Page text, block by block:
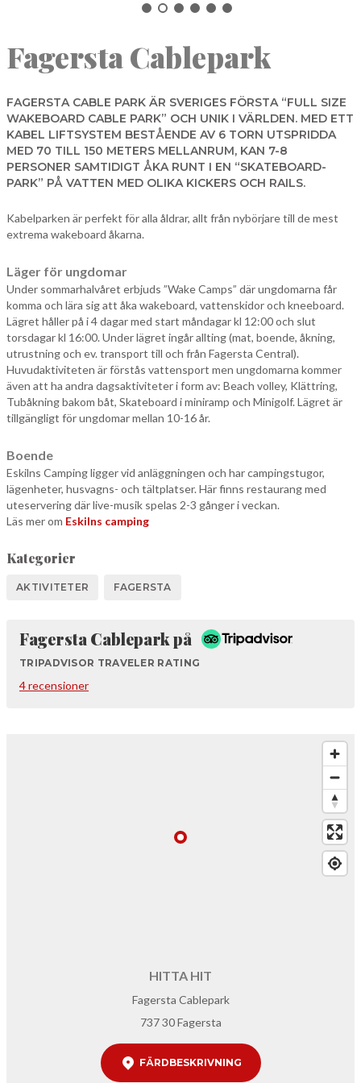
SALA
SKINNSKATTEBERG
SURAHAMMAR
VÄSTERÅS
Sök
Fagersta Cablepark
FAGERSTA CABLE PARK ÄR SVERIGES FÖRSTA “FULL SIZE
WAKEBOARD CABLE PARK” OCH UNIK I VÄRLDEN. MED ETT
KABEL LIFTSYSTEM BESTÅENDE AV 6 TORN UTSPRIDDA
MED 70 TILL 150 METERS MELLANRUM, KAN 7-8
PERSONER SAMTIDIGT ÅKA RUNT I EN “SKATEBOARD-
PARK” PÅ VATTEN MED OLIKA KICKERS OCH RAILS.
Kabelparken är perfekt för alla åldrar, allt från nybörjare till de mest
extrema wakeboard åkarna.
Läger för ungdomar
Under sommarhalvåret erbjuds ”Wake Camps” där ungdomarna får
komma och lära sig att åka wakeboard, vattenskidor och kneeboard.
Lägret håller på i 4 dagar med start måndagar kl 12:00 och slut
torsdagar kl 16:00. Under lägret ingår allting (mat, boende, åkning,
utrustning och ev. transport till och från Fagersta Central).
Huvudaktiviteten är förstås vattensport men ungdomarna kommer
även att ha andra dagsaktiviteter i form av: Beach volley, Klättring,
Tubåkning bakom båt, Skateboard i miniramp och Minigolf. Lägret är
tillgängligt för ungdomar mellan 10-16 år.
Boende
Eskilns Camping ligger vid anläggningen och har campingstugor,
lägenheter, husvagns- och tältplatser. Här finns restaurang med
uteservering där live-musik spelas 2-3 gånger i veckan.
Läs mer om Eskilns camping
Kategorier
AKTIVITETER FAGERSTA
Fagersta Cablepark på Tripadvisor
TRIPADVISOR TRAVELER RATING
4 recensioner
HITTA HIT
Fagersta Cablepark
737 30 Fagersta
FÄRDBESKRIVNING